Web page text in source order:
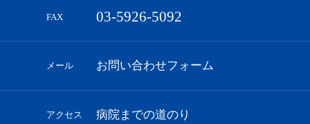
FAX 03-5926-5092
メール お問い合わせフォーム
アクセス 病院までの道のり